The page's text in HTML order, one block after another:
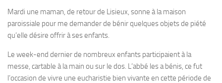
Mardi une maman, de retour de Lisieux, sonne à la maison
paroissiale pour me demander de bénir quelques objets de piété
qu’elle désire offrir à ses enfants.
Le week-end dernier de nombreux enfants participaient à la
messe, cartable à la main ou sur le dos. L’abbé les a bénis, ce fut
l’occasion de vivre une eucharistie bien vivante en cette période de